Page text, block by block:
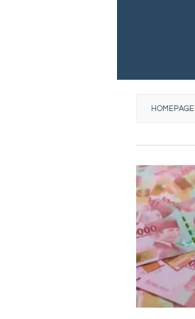
HOMEPAGE